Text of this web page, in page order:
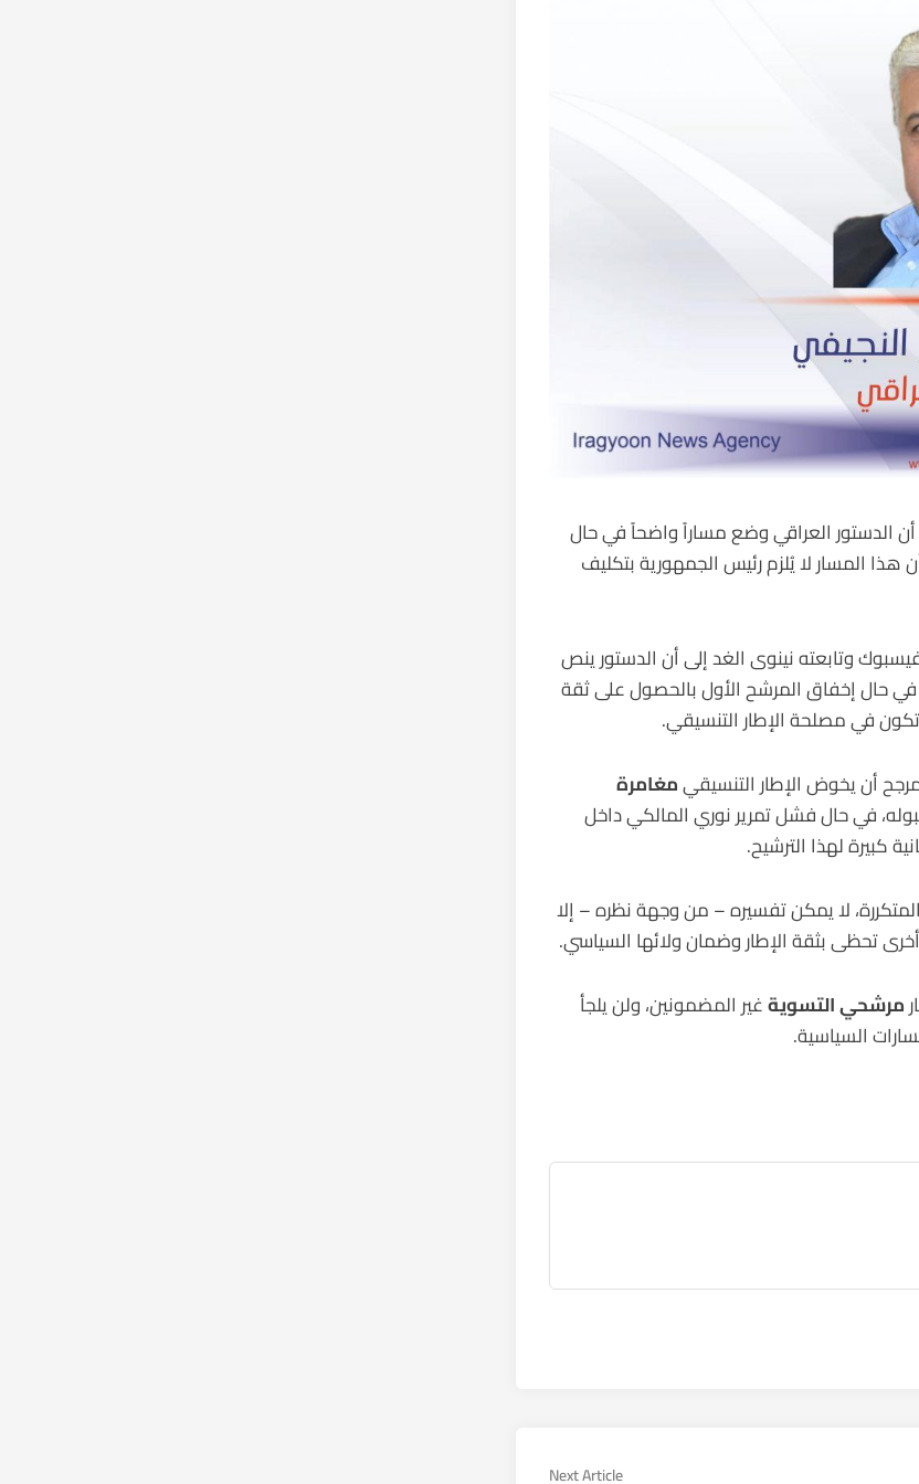
أن الدستور العراقي وضع مساراً واضحاً في حال
المسار لا يُلزم رئيس الجمهورية بتكليف
وتابعته نينوى الغد إلى أن الدستور ينص
في حال إخفاق المرشح الأول بالحصول على ثقة
تكون في مصلحة الإطار التنسيقي.
أن يخوض الإطار التنسيقيمغامرة
في حال فشل تمرير نوري المالكي داخل
كبيرة لهذا الترشيح.
لا يمكن تفسيره – من وجهة نظره – إلا
تحظى بثقة الإطار وضمان ولائها السياسي.
مرشحي التسويةغير المضمونين، ولن يلجأ
السياسية.
Next Article